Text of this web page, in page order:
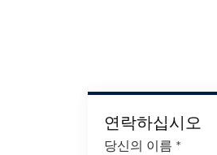
연락하십시오
당신의 이름 *